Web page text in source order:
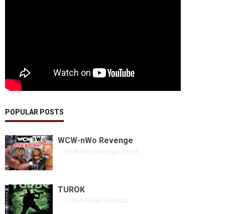
POPULAR POSTS
WCW-nWo Revenge
WCW-nWo Revenge FICHA ...
TUROK
TUROK FICHA TÉCNICA ...